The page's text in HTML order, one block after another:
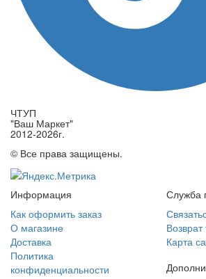
ЧТУП
"Ваш Маркет"
2012-2026г.
© Все права защищены.
Информация
Как оформить заказ
О магазине
Доставка
Политика
конфиденциальности
Служба
Карта